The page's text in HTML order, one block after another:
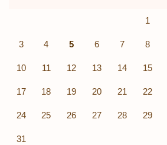
1
3 4 5 6 7 8
10 11 12 13 14 15
17 18 19 20 21 22
24 25 26 27 28 29
31